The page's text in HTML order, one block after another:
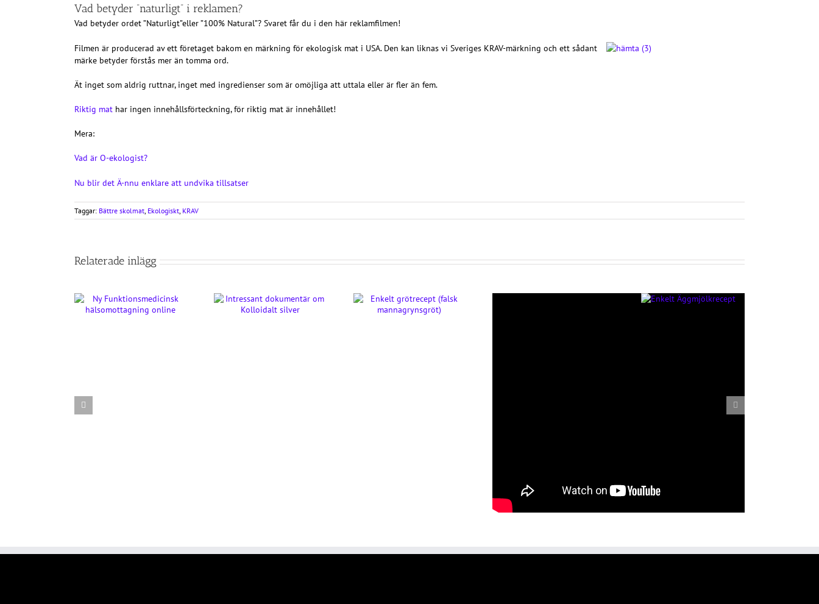
Vad betyder ”naturligt” i reklamen?
Vad betyder ordet ”Naturligt”eller ”100% Natural”? Svaret får du i den här reklamfilmen!
Filmen är producerad av ett företaget bakom en märkning för ekologisk mat i USA. Den kan liknas vi Sveriges KRAV-märkning och ett sådant
märke betyder förstås mer än tomma ord.
Ät inget som aldrig ruttnar, inget med ingredienser som är omöjliga att uttala eller är fler än fem.
Riktig mat har ingen innehållsförteckning, för riktig mat är innehållet!
Mera:
Vad är O-ekologist?
Nu blir det Ä-nnu enklare att undvika tillsatser
Taggar: Bättre skolmat, Ekologiskt, KRAV
Relaterade inlägg